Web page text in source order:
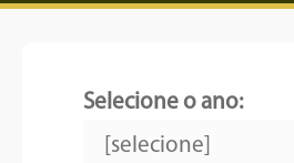
Selecione o ano: